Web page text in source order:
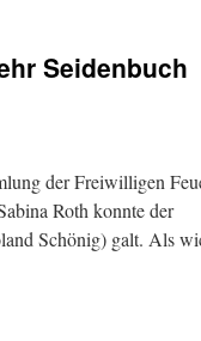
Seidenbuch
der Freiwilligen
Roth konnte der
Schönig) galt. Als